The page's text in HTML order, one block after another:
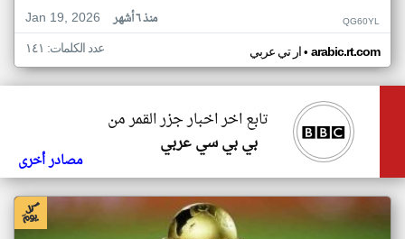
Jan 19, 2026
منذ ٦ أشهر QG60YL
ار تي عربي• arabic.rt.com عدد الكلمات: ١٤١
تابع اخر اخبار جزر القمر من
بي بي سي عربي
مصادر أخرى